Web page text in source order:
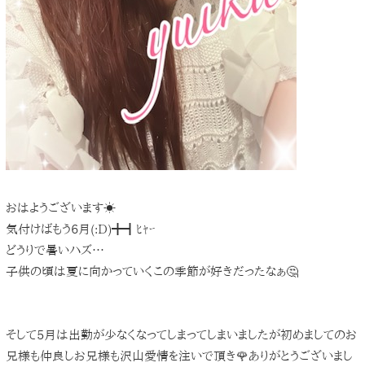
おはようございます☀️
気付けばもう6月(:D)╋┫ﾋｬｰ
どうりで暑いハズ…
子供の頃は夏に向かっていくこの季節が好きだったなぁ🤔
そして5月は出勤が少なくなってしまってしまいましたが初めましてのお
兄様も仲良しお兄様も沢山愛情を注いで頂き🌹ありがとうございまし